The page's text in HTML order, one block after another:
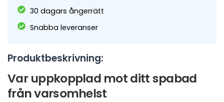
30 dagars ångerrätt
Snabba leveranser
Produktbeskrivning:
Var uppkopplad mot ditt spabad
från varsomhelst